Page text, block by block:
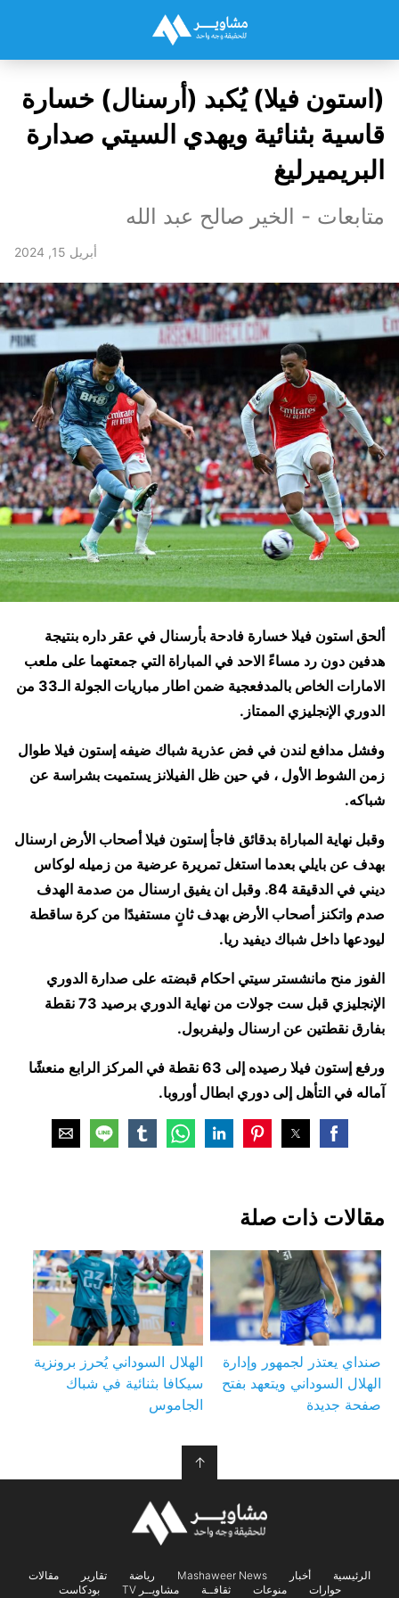
(استون فيلا) يُكبد (أرسنال) خسارة
قاسية بثنائية ويهدي السيتي صدارة
البريميرليغ
متابعات - الخير صالح عبد الله
أبريل 15, 2024
ألحق استون فيلا خسارة فادحة بأرسنال في عقر داره بنتيجة
هدفين دون رد مساءً الاحد في المباراة التي جمعتهما على ملعب
الامارات الخاص بالمدفعجية ضمن اطار مباريات الجولة الـ33 من
الدوري الإنجليزي الممتاز.
وفشل مدافع لندن في فض عذرية شباك ضيفه إستون فيلا طوال
زمن الشوط الأول ، في حين ظل الفيلانز يستميت بشراسة عن
شباكه.
وقبل نهاية المباراة بدقائق فاجأ إستون فيلا أصحاب الأرض ارسنال
بهدف عن بايلي بعدما استغل تمريرة عرضية من زميله لوكاس
ديني في الدقيقة 84. وقبل ان يفيق ارسنال من صدمة الهدف
صدم واتكنز أصحاب الأرض بهدف ثانٍ مستفيدًا من كرة ساقطة
ليودعها داخل شباك ديفيد ريا.
الفوز منح مانشستر سيتي احكام قبضته على صدارة الدوري
الإنجليزي قبل ست جولات من نهاية الدوري برصيد 73 نقطة
بفارق نقطتين عن ارسنال وليفربول.
ورفع إستون فيلا رصيده إلى 63 نقطة في المركز الرابع منعشًا
آماله في التأهل إلى دوري ابطال أوروبا.
مقالات ذات صلة
صنداي يعتذر لجمهور وإدارة
الهلال السوداني ويتعهد بفتح
صفحة جديدة
الهلال السوداني يُحرز برونزية
سيكافا بثنائية في شباك
الجاموس
↑
الرئيسية أخبار Mashaweer News رياضة تقارير
مقالات
حوارات
منوعات ثقافــة مشاويــر TV
بودكاست